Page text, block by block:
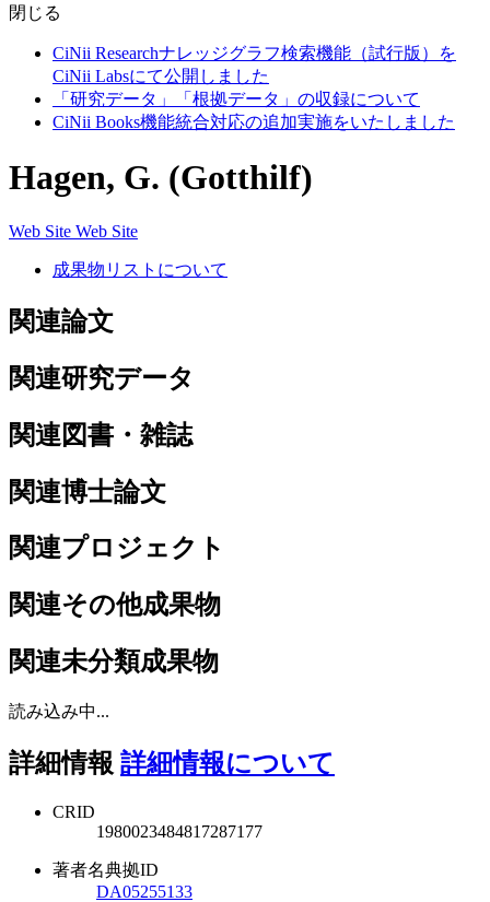
閉じる
CiNii Researchナレッジグラフ検索機能（試行版）を
CiNii Labsにて公開しました
「研究データ」「根拠データ」の収録について
CiNii Books機能統合対応の追加実施をいたしました
Hagen, G. (Gotthilf)
Web Site Web Site
成果物リストについて
関連論文
関連研究データ
関連図書・雑誌
関連博士論文
関連プロジェクト
関連その他成果物
関連未分類成果物
読み込み中...
詳細情報 詳細情報について
CRID
1980023484817287177
著者名典拠ID
DA05255133